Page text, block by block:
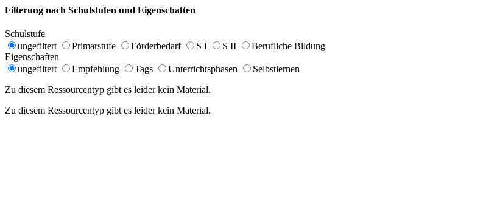
Filterung nach Schulstufen und Eigenschaften
Schulstufe
ungefiltert
Primarstufe Förderbedarf S I S II
Berufliche Bildung
Eigenschaften
ungefiltert
Empfehlung Tags Unterrichtsphasen
Selbstlernen
Zu diesem Ressourcentyp gibt es leider kein Material.
Zu diesem Ressourcentyp gibt es leider kein Material.